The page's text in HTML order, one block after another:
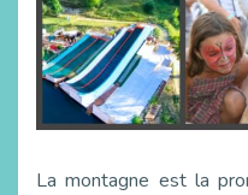
La montagne est la